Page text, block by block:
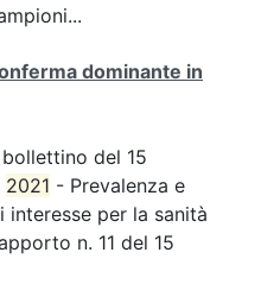
dominante in
del 15
2021 - Prevalenza e
interesse per la sanità
n. 11 del 15